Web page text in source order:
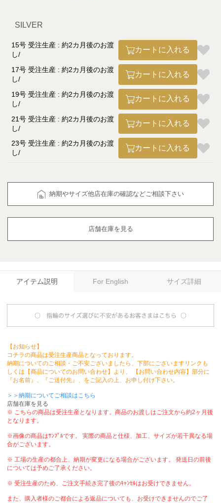
SILVER
15号 受注生産 : 約2カ月後のお渡
し
カートに入れる
17号 受注生産 : 約2カ月後のお渡
し
カートに入れる
19号 受注生産 : 約2カ月後のお渡
し
カートに入れる
21号 受注生産 : 約2カ月後のお渡
し
カートに入れる
23号 受注生産 : 約2カ月後のお渡
し
カートに入れる
納期やサイズ他店在庫の確認などご相談下さい
店舗在庫を見る
アイテム説明 For English サイズ詳細
【お知らせ】
コチラの商品は受注生産商品となっております。
納期についてのご相談・ご不安ございましたら、下部にございますリンクも
しくは【商品についてのお問い合わせ】より、 【お問い合わせ内容】部分に
『お名前』、『ご送付先』、をご記入の上、お申し付け下さい。
＞＞納期についてご相談はこちら
店舗在庫を見る
※ こちらの商品は受注生産となります。商品のお渡しはご注文から約2ヶ月後
となります。
※画像の商品はｻﾝﾌﾟﾙです。 実際の商品と仕様、加工、サイズが若干異なる場
合がございます。
※ 工場の生産の都合上、納期が変更になる場合がございます。 発送日の前後
については予めご了承ください。
※ 受注生産のため、ご注文手続き完了後のｷｬﾝｾﾙはお受けできません。
また、購入者様のご都合による返品についても、お受けできませんのでご了